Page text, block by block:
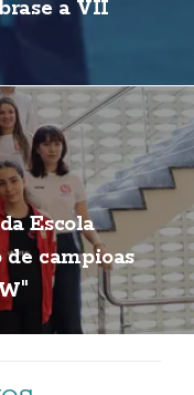
a VII
Escola
campioas